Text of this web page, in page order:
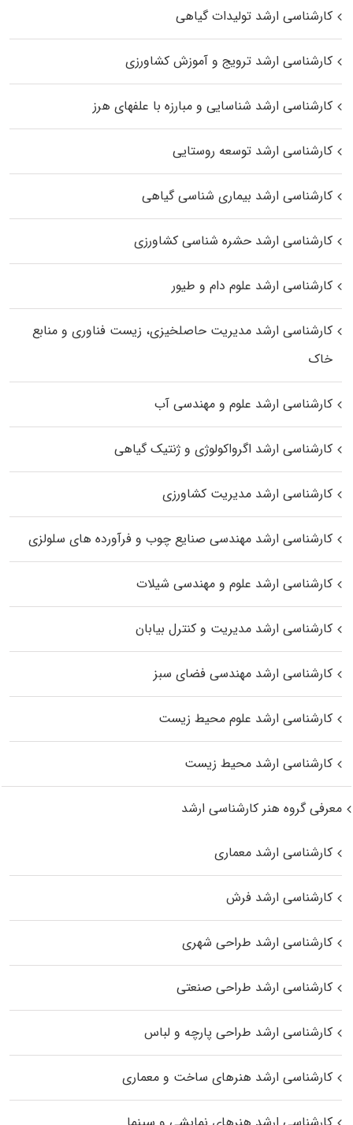
کارشناسی ارشد تولیدات گیاهی
کارشناسی ارشد ترویج و آموزش کشاورزی
کارشناسی ارشد شناسایی و مبارزه با علفهای هرز
کارشناسی ارشد توسعه روستایی
کارشناسی ارشد بیماری‌ شناسی گیاهی
کارشناسی ارشد حشره‌ شناسی کشاورزی
کارشناسی ارشد علوم دام و طیور
کارشناسی ارشد مدیریت حاصلخیزی، زیست فناوری و منابع
خاک
کارشناسی ارشد علوم و مهندسی آب
کارشناسی ارشد اگرواکولوژی و ژنتیک گیاهی
کارشناسی ارشد مدیریت کشاورزی
کارشناسی ارشد مهندسی صنایع چوب و فرآورده‌ های سلولزی
کارشناسی ارشد علوم و مهندسی شیلات
کارشناسی ارشد مدیریت و کنترل بیابان
کارشناسی ارشد مهندسی فضای سبز
کارشناسی ارشد علوم محیط‌ زیست
کارشناسی ارشد محیط زیست
معرفی گروه هنر کارشناسی ارشد
کارشناسی ارشد معماری
کارشناسی ارشد فرش
کارشناسی ارشد طراحی شهری
کارشناسی ارشد طراحی صنعتی
کارشناسی ارشد طراحی پارچه و لباس
کارشناسی ارشد هنرهای ساخت و معماری